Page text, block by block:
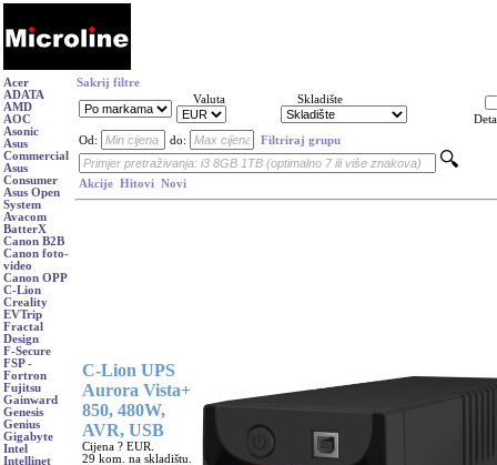
Acer
ADATA
AMD
AOC
Asonic
Asus
Commercial
Asus
Consumer
Asus Open
System
Avacom
BatterX
Canon B2B
Canon foto-
video
Canon OPP
C-Lion
Creality
EVTrip
Fractal
Design
F-Secure
FSP -
Fortron
Fujitsu
Gainward
Genesis
Genius
Gigabyte
Intel
Intellinet
Sakrij filtre
Valuta
Skladište
Od:
do: Filtriraj grupu
Akcije Hitovi Novi
C-Lion UPS
Aurora Vista+
850, 480W,
AVR, USB
Cijena ? EUR.
29 kom. na skladištu.